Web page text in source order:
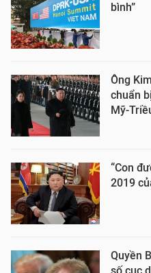
bình”
Ông
chuẩn
Mỹ-
“Con
2019
Quyền